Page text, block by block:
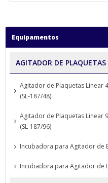
Equipamentos
AGITADOR DE
Agitador de Plaquetas Linear
(SL-187/48)
Agitador de Plaquetas Linear
(SL-187/96)
Incubadora para Agitador de
Incubadora para Agitador de